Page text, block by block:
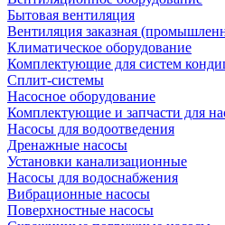
Бытовая вентиляция
Вентиляция заказная
Климатическое оборудование
Комплектующие для систем
Сплит-системы
Насосное оборудование
Комплектующие и запчасти для
Насосы для водоотведения
Дренажные насосы
Установки канализационные
Насосы для водоснабжения
Вибрационные насосы
Поверхностные насосы